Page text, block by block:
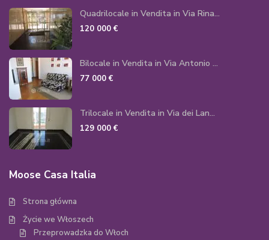
Quadrilocale in Vendita in Via Rina...
120 000 €
Bilocale in Vendita in Via Antonio ...
77 000 €
Trilocale in Vendita in Via dei Lan...
129 000 €
Moose Casa Italia
Strona główna
Życie we Włoszech
Przeprowadzka do Włoch